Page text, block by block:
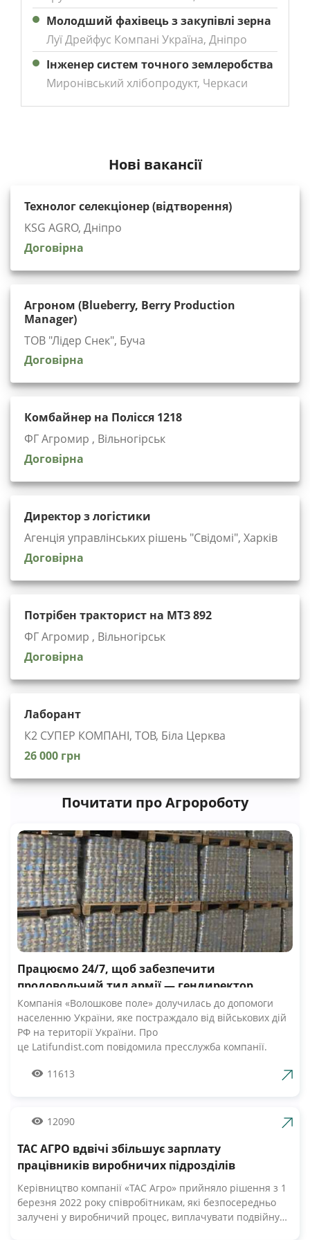
Молодший фахівець з закупівлі зерна
Луї Дрейфус Компані Україна, Дніпро
Інженер систем точного землеробства
Миронівський хлібопродукт, Черкаси
Нові вакансії
Технолог селекціонер (відтворення)
KSG AGRO, Дніпро
Договірна
Агроном (Blueberry, Berry Production
Manager)
ТОВ "Лідер Снек", Буча
Договірна
Комбайнер на Полісся 1218
ФГ Агромир , Вільногірськ
Договірна
Директор з логістики
Агенція управлінських рішень "Cвідомі", Харків
Договірна
Потрібен тракторист на МТЗ 892
ФГ Агромир , Вільногірськ
Договірна
Лаборант
К2 СУПЕР КОМПАНІ, ТОВ, Біла Церква
26 000 грн
Почитати про Агророботу
Працюємо 24/7, щоб забезпечити
продовольчий тил армії — гендиректор
компанії Волошкове поле
Компанія «Волошкове поле» долучилась до допомоги
населенню України, яке постраждало від військових дій
РФ на території України. Про
це Latifundist.com повідомила пресслужба компанії.
Вже шосту добу наші Збройні Сили героїчно стримують
армії», — зазначив Андрій Табалов, генеральний
Компанія «Волошкове поле» вже відправила понад 10 т
молока для забезпечення біженців та тероборони в
можливість безкоштовно отримати пастеризоване
молоко з бочки за адресами, вказаними на офіційній
сторінці компанії у Facebook. «Первомайський МКК»
11613
12090
ТАС АГРО вдвічі збільшує зарплату
працівників виробничих підрозділів
Керівництво компанії «ТАС Агро» прийняло рішення з 1
березня 2022 року співробітникам, які безпосередньо
залучені у виробничий процес, виплачувати подвійну